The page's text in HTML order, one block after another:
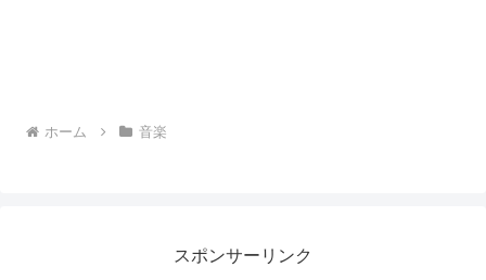
ホーム 音楽
スポンサーリンク